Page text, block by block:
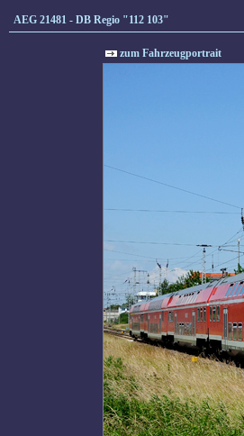
AEG 21481 - DB Regio "112 103"
zum Fahrzeugportrait